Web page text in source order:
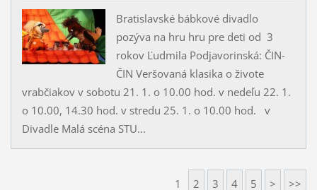
Bratislavské bábkové divadlo
pozýva na hru hru pre deti od 3
rokov Ľudmila Podjavorinská: ČIN-
ČIN Veršovaná klasika o živote
vrabčiakov v sobotu 21. 1. o 10.00 hod. v nedeľu 22. 1.
o 10.00, 14.30 hod. v stredu 25. 1. o 10.00 hod. v
Divadle Malá scéna STU...
1 2 3 4 5 > >>